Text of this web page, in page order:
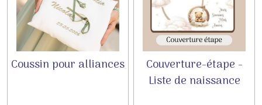
Coussin pour alliances
Couverture-étape -
Liste de naissance